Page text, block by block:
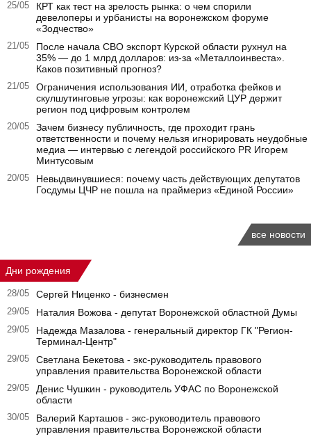
25/05
КРТ как тест на зрелость рынка: о чем спорили
девелоперы и урбанисты на воронежском форуме
«Зодчество»
21/05
После начала СВО экспорт Курской области рухнул на
35% — до 1 млрд долларов: из-за «Металлоинвеста».
Каков позитивный прогноз?
21/05
Ограничения использования ИИ, отработка фейков и
скулшутинговые угрозы: как воронежский ЦУР держит
регион под цифровым контролем
20/05
Зачем бизнесу публичность, где проходит грань
ответственности и почему нельзя игнорировать неудобные
медиа — интервью с легендой российского PR Игорем
Минтусовым
20/05
Невыдвинувшиеся: почему часть действующих депутатов
Госдумы ЦЧР не пошла на праймериз «Единой России»
все новости
Дни рождения
28/05 Сергей Ниценко - бизнесмен
29/05 Наталия Вожова - депутат Воронежской областной Думы
29/05
Надежда Мазалова - генеральный директор ГК "Регион-
Терминал-Центр"
29/05
Светлана Бекетова - экс-руководитель правового
управления правительства Воронежской области
29/05
Денис Чушкин - руководитель УФАС по Воронежской
области
30/05
Валерий Карташов - экс-руководитель правового
управления правительства Воронежской области